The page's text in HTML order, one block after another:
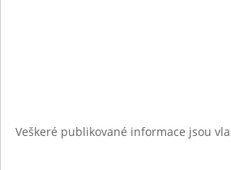
Veškeré publikované informace jsou